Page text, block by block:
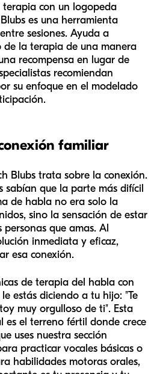
con un logopeda
es una herramienta
sesiones. Ayuda a
de la terapia de una manera
recompensa en lugar de
recomiendan
su enfoque en el modelado
familiar
Blubs trata sobre la conexión.
sabían que la parte más difícil
de habla no era solo la
sino la sensación de estar
que amas. Al
inmediata y eficaz,
esa conexión.
de terapia del habla con
estás diciendo a tu hijo: "Te
muy orgulloso de ti". Esta
es el terreno fértil donde crece
uses nuestra sección
practicar vocales básicas o
habilidades motoras orales,